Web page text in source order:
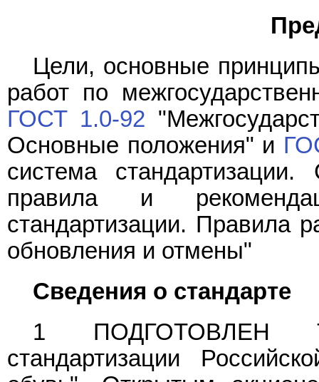
Цели, основные
работ по
ГОСТ 1.0-92
Основные положения" и
система стандартизации.
правила и
стандартизации. Правила
обновления и отмены"
Сведения о стандарте
1 ПОДГОТОВЛЕН
стандартизации